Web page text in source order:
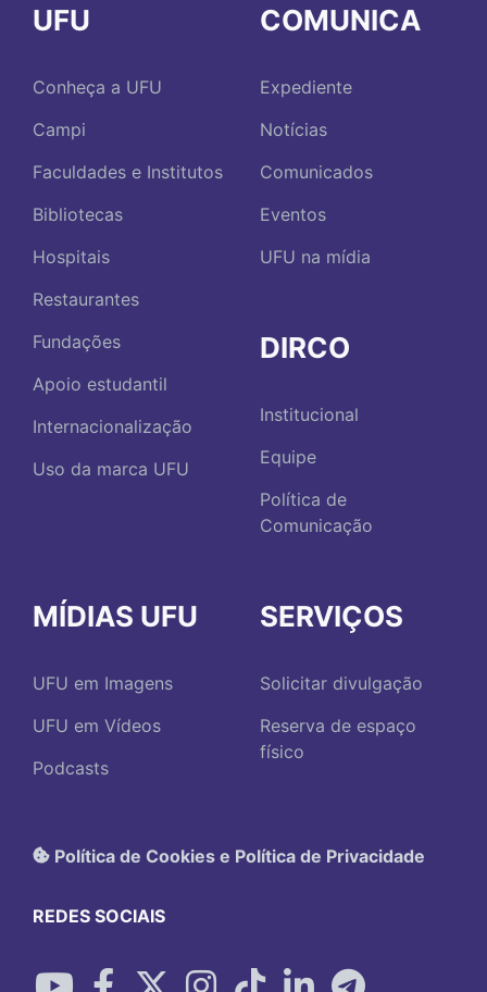
UFU
Conheça a UFU
Campi
Faculdades e Institutos
Bibliotecas
Hospitais
Restaurantes
Fundações
Apoio estudantil
Internacionalização
Uso da marca UFU
COMUNICA
Expediente
Notícias
Comunicados
Eventos
UFU na mídia
DIRCO
Institucional
Equipe
Política de
Comunicação
MÍDIAS UFU
UFU em Imagens
UFU em Vídeos
Podcasts
SERVIÇOS
Solicitar divulgação
Reserva de espaço
físico
Política de Cookies e Política de Privacidade
REDES SOCIAIS